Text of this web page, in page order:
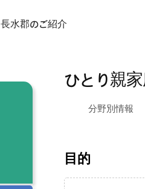
長水郡のご紹介
ひとり親
分野別情報
目的